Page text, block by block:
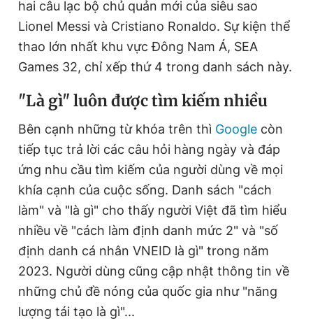
hai câu lạc bộ chủ quản mới của siêu sao
Lionel Messi và Cristiano Ronaldo. Sự kiện thể
thao lớn nhất khu vực Đông Nam Á, SEA
Games 32, chỉ xếp thứ 4 trong danh sách này.
"Là gì" luôn được tìm kiếm nhiều
Bên cạnh những từ khóa trên thì Google còn
tiếp tục trả lời các câu hỏi hàng ngày và đáp
ứng nhu cầu tìm kiếm của người dùng về mọi
khía cạnh của cuộc sống. Danh sách "cách
làm" và "là gì" cho thấy người Việt đã tìm hiểu
nhiều về "cách làm định danh mức 2" và "số
định danh cá nhân VNEID là gì" trong năm
2023. Người dùng cũng cập nhật thông tin về
những chủ đề nóng của quốc gia như "năng
lượng tái tạo là gì"...